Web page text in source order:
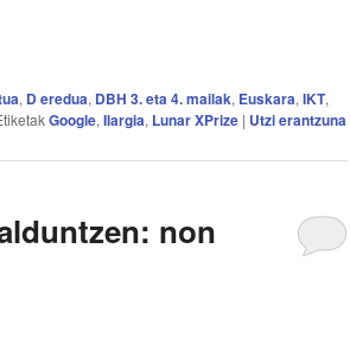
, D eredua, DBH 3. eta 4. mailak, Euskara, IKT,
Google, Ilargia, Lunar XPrize | Utzi erantzuna
non